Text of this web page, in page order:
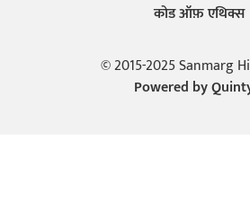
कोड ऑफ़ एथिक्स
© 2015-2025 Sanmarg
Powered by